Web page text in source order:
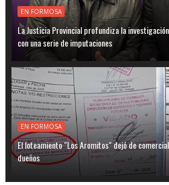
EN FORMOSA
La Justicia Provincial profundiza la
con una serie de imputaciones
EN FORMOSA
El loteamiento "Los Aromitos" dejó de
dueños